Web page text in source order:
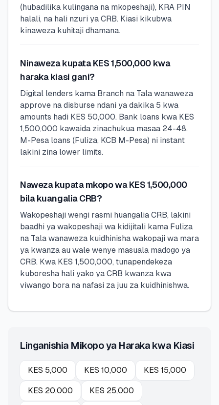
(hubadilika kulingana na mkopeshaji), KRA PIN
halali, na hali nzuri ya CRB. Kiasi kikubwa
kinaweza kuhitaji dhamana.
Ninaweza kupata KES 1,500,000 kwa
haraka kiasi gani?
Digital lenders kama Branch na Tala wanaweza
approve na disburse ndani ya dakika 5 kwa
amounts hadi KES 50,000. Bank loans kwa KES
1,500,000 kawaida zinachukua masaa 24-48.
M-Pesa loans (Fuliza, KCB M-Pesa) ni instant
lakini zina lower limits.
Naweza kupata mkopo wa KES 1,500,000
bila kuangalia CRB?
Wakopeshaji wengi rasmi huangalia CRB, lakini
baadhi ya wakopeshaji wa kidijitali kama Fuliza
na Tala wanaweza kuidhinisha wakopaji wa mara
ya kwanza au wale wenye masuala madogo ya
CRB. Kwa KES 1,500,000, tunapendekeza
kuboresha hali yako ya CRB kwanza kwa
viwango bora na nafasi za juu za kuidhinishwa.
Linganishia Mikopo ya Haraka kwa Kiasi
KES 5,000 KES 10,000 KES 15,000
KES 20,000 KES 25,000